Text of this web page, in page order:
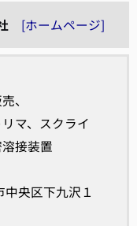
[ホームページ]
、
マ、スクライ
接装置
央区下九沢１